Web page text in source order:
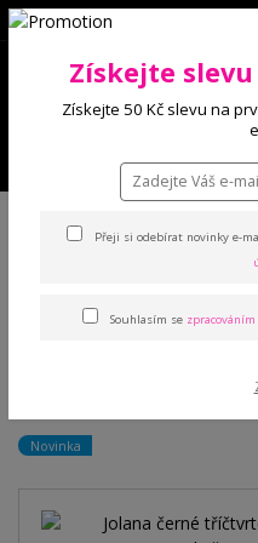
baculky s květinovým vzorem
Jolana
květinovým
Novinka
Získejte
Získejte 50 Kč slevu na
Přeji si odebírat novinky e-
Souhlasím se